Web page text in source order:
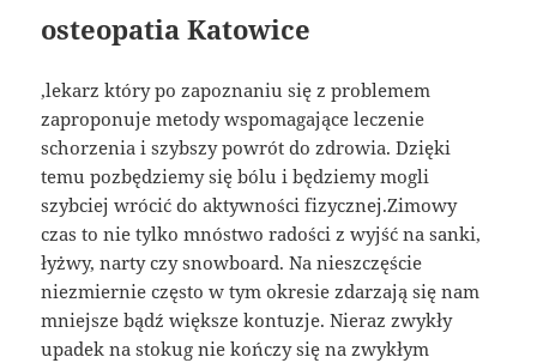
osteopatia Katowice
,lekarz który po zapoznaniu się z problemem
zaproponuje metody wspomagające leczenie
schorzenia i szybszy powrót do zdrowia. Dzięki
temu pozbędziemy się bólu i będziemy mogli
szybciej wrócić do aktywności fizycznej.Zimowy
czas to nie tylko mnóstwo radości z wyjść na sanki,
łyżwy, narty czy snowboard. Na nieszczęście
niezmiernie często w tym okresie zdarzają się nam
mniejsze bądź większe kontuzje. Nieraz zwykły
upadek na stokug nie kończy się na zwykłym